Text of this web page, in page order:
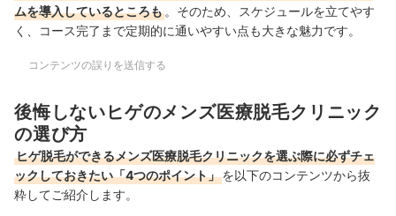
3：通いやすさ
がおすすめ！
ムを導入しているところも 。そのため、スケジュールを立てやす
く、コース完了まで定期的に通いやすい点も大きな魅力です。
コンテンツの誤りを送信する
後悔しないヒゲのメンズ医療脱毛クリニック
の選び方
ヒゲ脱毛ができるメンズ医療脱毛クリニックを選ぶ際に必ずチェ
ックしておきたい「4つのポイント」を以下のコンテンツから抜
粋してご紹介します。